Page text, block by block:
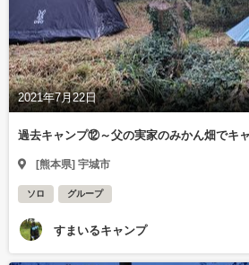
2021年7月22日
過去キャンプ⑫～父の実家のみかん畑でキ
[熊本県] 宇城市
ソロ グループ
すまいるキャンプ